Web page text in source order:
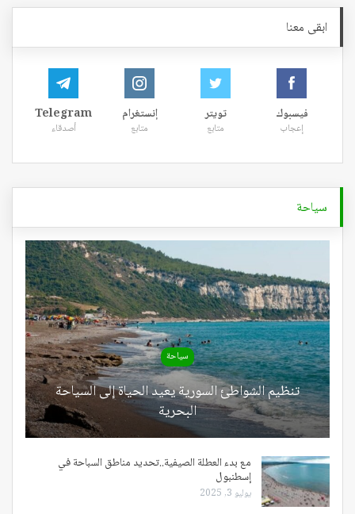
ابقى معنا
فيسبوك
إعجاب
تويتر
متابع
إنستغرام
متابع
Telegram
أصدقاء
سياحة
سياحة
تنظيم الشواطئ السورية يعيد الحياة إلى السياحة
البحرية
مع بدء العطلة الصيفية..تحديد مناطق السباحة في
إسطنبول
يوليو 3, 2025